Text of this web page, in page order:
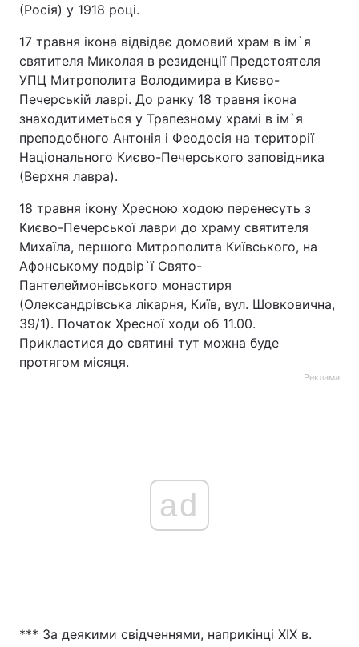
(Росія) у 1918 році.
17 травня ікона відвідає домовий храм в ім`я
святителя Миколая в резиденції Предстоятеля
УПЦ Митрополита Володимира в Києво-
Печерській лаврі. До ранку 18 травня ікона
знаходитиметься у Трапезному храмі в ім`я
преподобного Антонія і Феодосія на території
Національного Києво-Печерського заповідника
(Верхня лавра).
18 травня ікону Хресною ходою перенесуть з
Києво-Печерської лаври до храму святителя
Михаїла, першого Митрополита Київського, на
Афонському подвір`ї Свято-
Пантелеймонівського монастиря
(Олександрівська лікарня, Київ, вул. Шовковична,
39/1). Початок Хресної ходи об 11.00.
Прикластися до святині тут можна буде
протягом місяця.
Реклама
ad
*** За деякими свідченнями, наприкінці ХIХ в.